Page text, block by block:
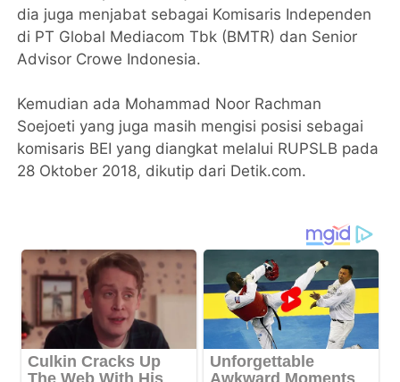
dia juga menjabat sebagai Komisaris Independen
di PT Global Mediacom Tbk (BMTR) dan Senior
Advisor Crowe Indonesia.
Kemudian ada Mohammad Noor Rachman
Soejoeti yang juga masih mengisi posisi sebagai
komisaris BEI yang diangkat melalui RUPSLB pada
28 Oktober 2018, dikutip dari Detik.com.